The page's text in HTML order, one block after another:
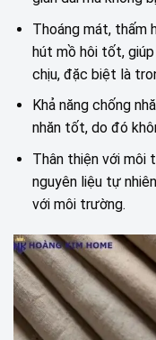
Thoáng mát, thấm
hút mồ hôi tốt,
chịu, đặc biệt là
Khả năng chống
nhăn tốt, do đó
Thân thiện với môi
nguyên liệu tự
với môi trường.